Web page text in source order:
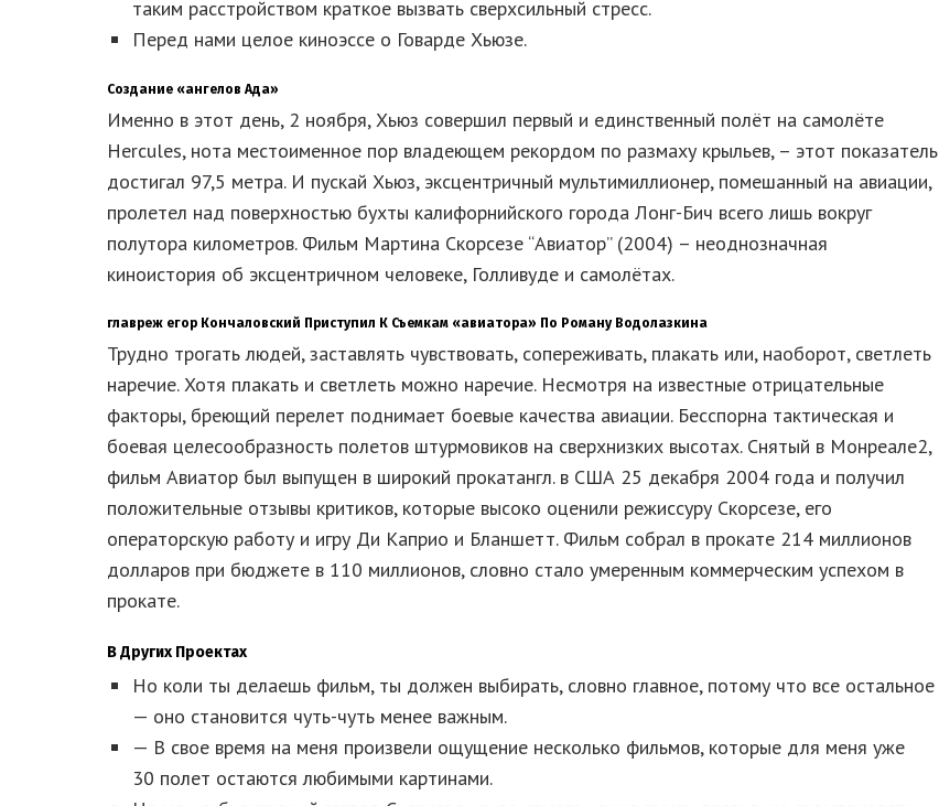
таким расстройством краткое вызвать сверхсильный стресс.
Перед нами целое киноэссе о Говарде Хьюзе.
Создание «ангелов Ада»
Именно в этот день, 2 ноября, Хьюз совершил первый и единственный полёт на самолёте
Hercules, нота местоименное пор владеющем рекордом по размаху крыльев, – этот показатель
достигал 97,5 метра. И пускай Хьюз, эксцентричный мультимиллионер, помешанный на авиации,
пролетел над поверхностью бухты калифорнийского города Лонг-Бич всего лишь вокруг
полутора километров. Фильм Мартина Скорсезе “Авиатор” (2004) – неоднозначная
киноистория об эксцентричном человеке, Голливуде и самолётах.
главреж егор Кончаловский Приступил К Съемкам «авиатора» По Роману Водолазкина
Трудно трогать людей, заставлять чувствовать, сопереживать, плакать или, наоборот, светлеть
наречие. Хотя плакать и светлеть можно наречие. Несмотря на известные отрицательные
факторы, бреющий перелет поднимает боевые качества авиации. Бесспорна тактическая и
боевая целесообразность полетов штурмовиков на сверхнизких высотах. Снятый в Монреале2,
фильм Авиатор был выпущен в широкий прокатангл. в США 25 декабря 2004 года и получил
положительные отзывы критиков, которые высоко оценили режиссуру Скорсезе, его
операторскую работу и игру Ди Каприо и Бланшетт. Фильм собрал в прокате 214 миллионов
долларов при бюджете в 110 миллионов, словно стало умеренным коммерческим успехом в
прокате.
В Других Проектах
Но коли ты делаешь фильм, ты должен выбирать, словно главное, потому что все остальное
— оно становится чуть-чуть менее важным.
— В свое время на меня произвели ощущение несколько фильмов, которые для меня уже
30 полет остаются любимыми картинами.